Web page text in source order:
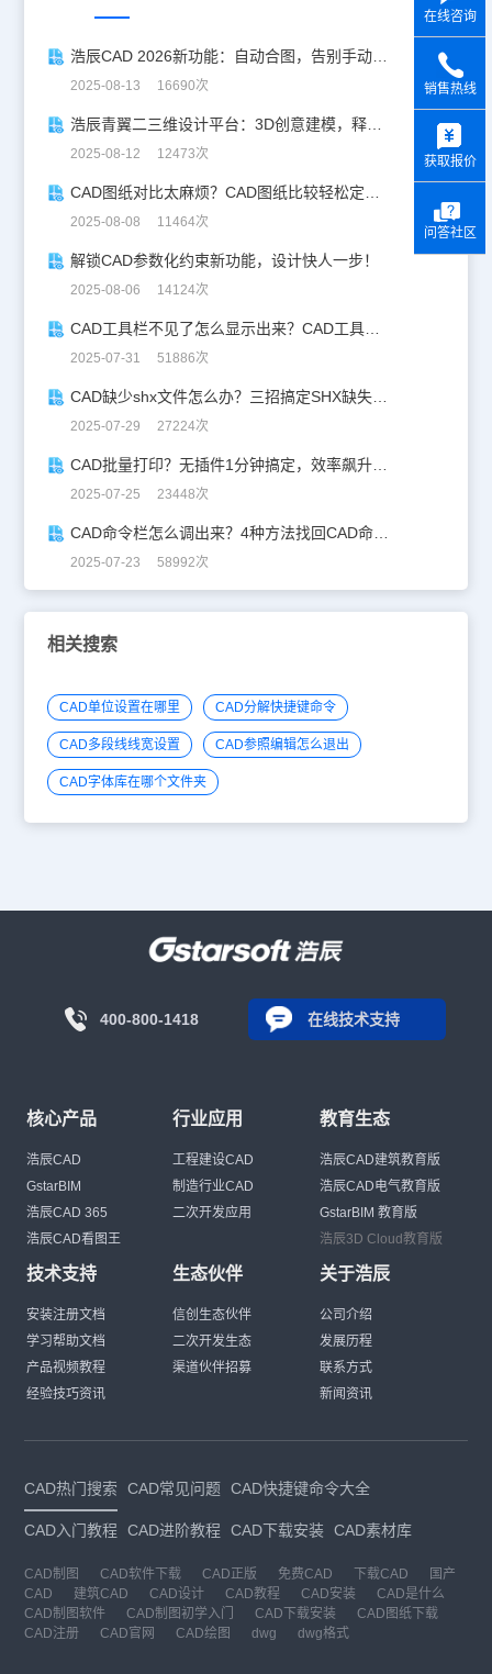
浩辰CAD 2026新功能：自动合图，告别手动拼图！
2025-08-13 16690次
浩辰青翼二三维设计平台：3D创意建模，释放创意生产力！
2025-08-12 12473次
2025-08-08 11464次
解锁CAD参数化约束新功能，设计快人一步！
2025-08-06 14124次
CAD工具栏不见了怎么显示出来？CAD工具栏恢复指南
2025-07-31 51886次
CAD缺少shx文件怎么办？三招搞定SHX缺失难题
2025-07-29 27224次
CAD批量打印？无插件1分钟搞定，效率飙升90%！
2025-07-25 23448次
CAD命令栏怎么调出来？4种方法找回CAD命令栏
2025-07-23 58992次
相关搜索
CAD单位设置在哪里 CAD分解快捷键命令
CAD多段线线宽设置 CAD参照编辑怎么退出
CAD字体库在哪个文件夹
400-800-1418 在线技术支持
核心产品
浩辰CAD
GstarBIM
浩辰CAD 365
浩辰CAD看图王
行业应用
工程建设CAD
制造行业CAD
二次开发应用
教育生态
浩辰CAD建筑教育版
浩辰CAD电气教育版
GstarBIM 教育版
浩辰3D Cloud教育版
技术支持
安装注册文档
学习帮助文档
产品视频教程
经验技巧资讯
生态伙伴
信创生态伙伴
二次开发生态
渠道伙伴招募
关于浩辰
公司介绍
发展历程
联系方式
新闻资讯
CAD热门搜索 CAD常见问题 CAD快捷键命令大全
CAD入门教程 CAD进阶教程 CAD下载安装 CAD素材库
CAD制图 CAD软件下载 CAD正版 免费CAD 下载CAD
国产
CAD
建筑CAD CAD设计 CAD教程 CAD安装
CAD是什么
CAD制图软件
CAD制图初学入门 CAD下载安装
CAD图纸下载
CAD注册
CAD官网 CAD绘图 dwg dwg格式
在线咨询
销售热线
获取报价
问答社区